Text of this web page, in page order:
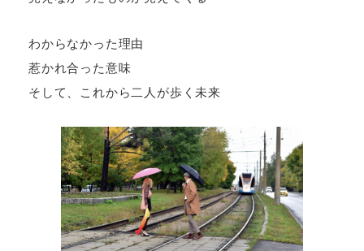
わからなかった理由
惹かれ合った意味
そして、これから二人が歩く未来